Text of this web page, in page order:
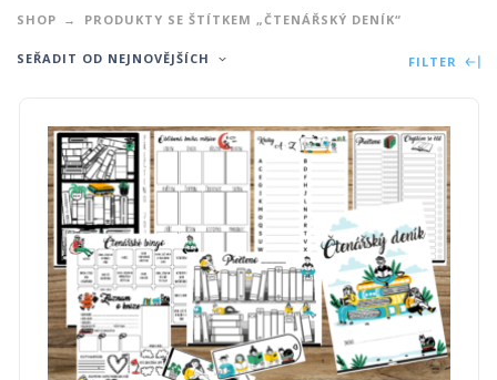
SHOP PRODUKTY SE ŠTÍTKEM „ČTENÁŘSKÝ DENÍK“
SEŘADIT OD NEJNOVĚJŠÍCH FILTER